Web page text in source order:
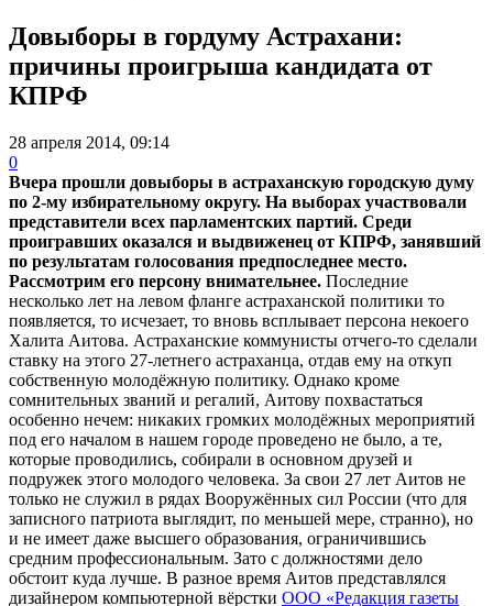
Довыборы в гордуму Астрахани:
причины проигрыша кандидата от
КПРФ
28 апреля 2014, 09:14
0
Вчера прошли довыборы в астраханскую городскую думу
по 2-му избирательному округу. На выборах участвовали
представители всех парламентских партий. Среди
проигравших оказался и выдвиженец от КПРФ, занявший
по результатам голосования предпоследнее место.
Рассмотрим его персону внимательнее. Последние
несколько лет на левом фланге астраханской политики то
появляется, то исчезает, то вновь всплывает персона некоего
Халита Аитова. Астраханские коммунисты отчего-то сделали
ставку на этого 27-летнего астраханца, отдав ему на откуп
собственную молодёжную политику. Однако кроме
сомнительных званий и регалий, Аитову похвастаться
особенно нечем: никаких громких молодёжных мероприятий
под его началом в нашем городе проведено не было, а те,
которые проводились, собирали в основном друзей и
подружек этого молодого человека. За свои 27 лет Аитов не
только не служил в рядах Вооружённых сил России (что для
записного патриота выглядит, по меньшей мере, странно), но
и не имеет даже высшего образования, ограничившись
средним профессиональным. Зато с должностями дело
обстоит куда лучше. В разное время Аитов представлялся
дизайнером компьютерной вёрстки ООО «Редакция газеты